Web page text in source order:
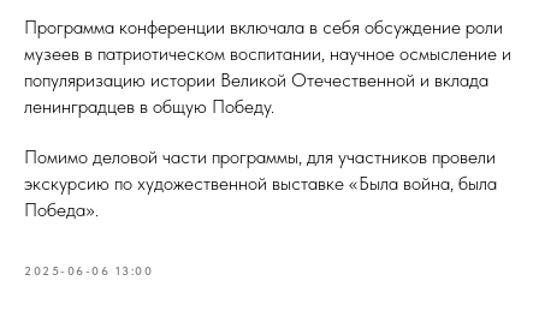
Программа конференции включала в себя обсуждение роли
музеев в патриотическом воспитании, научное осмысление и
популяризацию истории Великой Отечественной и вклада
ленинградцев в общую Победу.
Помимо деловой части программы, для участников провели
экскурсию по художественной выставке «Была война, была
Победа».
2025-06-06 13:00